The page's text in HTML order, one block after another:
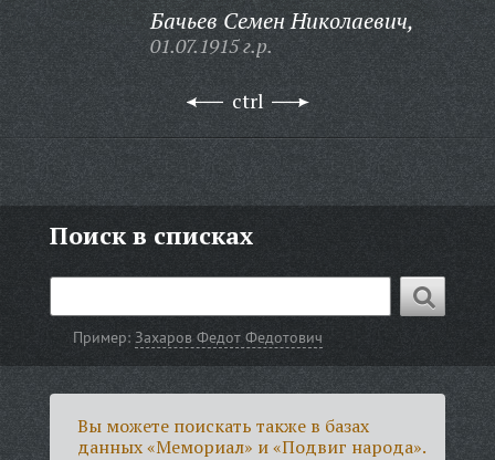
Бачьев Семен Николаевич,
01.07.1915 г.р.
ctrl
Поиск в списках
Пример:Захаров Федот Федотович
Вы можете поискать также в базах
данных «Мемориал» и «Подвиг народа».